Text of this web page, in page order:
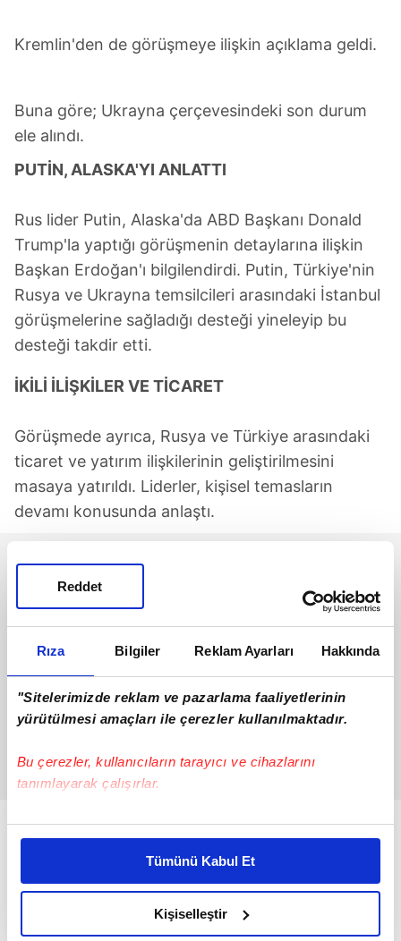
Rıza Bilgiler Reklam Ayarları Hakkında
"Sitelerimizde reklam ve pazarlama faaliyetlerinin
yürütülmesi amaçları ile çerezler kullanılmaktadır.
Bu çerezler, kullanıcıların tarayıcı ve cihazlarını
tanımlayarak çalışırlar.
Bu çerezlere izin vermeniz halinde sizlere özel
daha iyi reklam deneyimi yaşatabiliriz. Bunu yaparken
amacımızın size daha iyi bir reklam deneyimi sunmak
olduğunu ve sizlere en iyi içerikleri sunabilmek adına
elimizden gelen çabayı gösterdiğimizi ve bu noktada,
Tümünü Kabul Et
Kişiselleştir
Reddet
Kremlin'den de görüşmeye ilişkin açıklama geldi.
Buna göre; Ukrayna çerçevesindeki son durum
ele alındı.
PUTİN, ALASKA'YI ANLATTI
Rus lider Putin, Alaska'da ABD Başkanı Donald
Trump'la yaptığı görüşmenin detaylarına ilişkin
Başkan Erdoğan'ı bilgilendirdi. Putin, Türkiye'nin
Rusya ve Ukrayna temsilcileri arasındaki İstanbul
görüşmelerine sağladığı desteği yineleyip bu
desteği takdir etti.
İKİLİ İLİŞKİLER VE TİCARET
Görüşmede ayrıca, Rusya ve Türkiye arasındaki
ticaret ve yatırım ilişkilerinin geliştirilmesini
masaya yatırıldı. Liderler, kişisel temasların
devamı konusunda anlaştı.